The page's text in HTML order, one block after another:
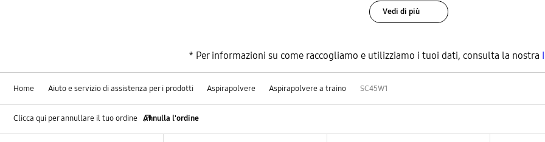
Vedi di più
* Per informazioni su come raccogliamo e utilizziamo i tuoi dati, consulta la nostra
Home Aiuto e servizio di assistenza per i prodotti Aspirapolvere Aspirapolvere a traino SC45W1
Clicca qui per annullare il tuo ordine Annulla l'ordine